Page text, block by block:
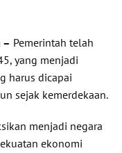
– Pemerintah telah
yang menjadi
harus dicapai
sejak kemerdekaan.
menjadi negara
ekonomi